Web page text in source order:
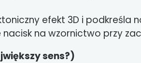
efekt 3D i podkreśla
na wzornictwo przy
sens?)